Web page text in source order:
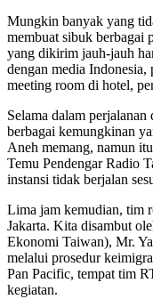
Mungkin banyak yang
membuat sibuk berbagai
yang dikirim jauh-jauh
dengan media Indonesia,
meeting room di hotel,
Selama dalam
berbagai kemungkinan
Aneh memang, namun
Temu Pendengar Radio
instansi tidak berjalan
Lima jam kemudian, tim
Jakarta. Kita disambut
Ekonomi Taiwan), Mr.
melalui prosedur
Pan Pacific, tempat tim
kegiatan.